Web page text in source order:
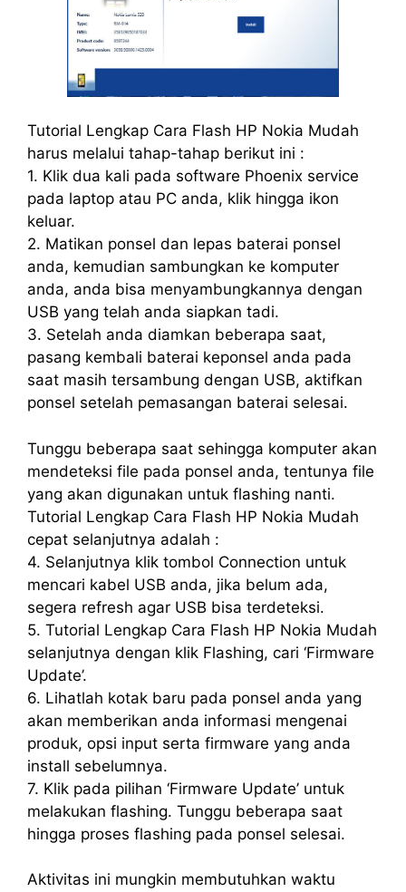
Tutorial Lengkap Cara Flash HP Nokia Mudah
harus melalui tahap-tahap berikut ini :
1. Klik dua kali pada software Phoenix service
pada laptop atau PC anda, klik hingga ikon
keluar.
2. Matikan ponsel dan lepas baterai ponsel
anda, kemudian sambungkan ke komputer
anda, anda bisa menyambungkannya dengan
USB yang telah anda siapkan tadi.
3. Setelah anda diamkan beberapa saat,
pasang kembali baterai keponsel anda pada
saat masih tersambung dengan USB, aktifkan
ponsel setelah pemasangan baterai selesai.
Tunggu beberapa saat sehingga komputer akan
mendeteksi file pada ponsel anda, tentunya file
yang akan digunakan untuk flashing nanti.
Tutorial Lengkap Cara Flash HP Nokia Mudah
cepat selanjutnya adalah :
4. Selanjutnya klik tombol Connection untuk
mencari kabel USB anda, jika belum ada,
segera refresh agar USB bisa terdeteksi.
5. Tutorial Lengkap Cara Flash HP Nokia Mudah
selanjutnya dengan klik Flashing, cari ‘Firmware
Update’.
6. Lihatlah kotak baru pada ponsel anda yang
akan memberikan anda informasi mengenai
produk, opsi input serta firmware yang anda
install sebelumnya.
7. Klik pada pilihan ‘Firmware Update’ untuk
melakukan flashing. Tunggu beberapa saat
hingga proses flashing pada ponsel selesai.
Aktivitas ini mungkin membutuhkan waktu